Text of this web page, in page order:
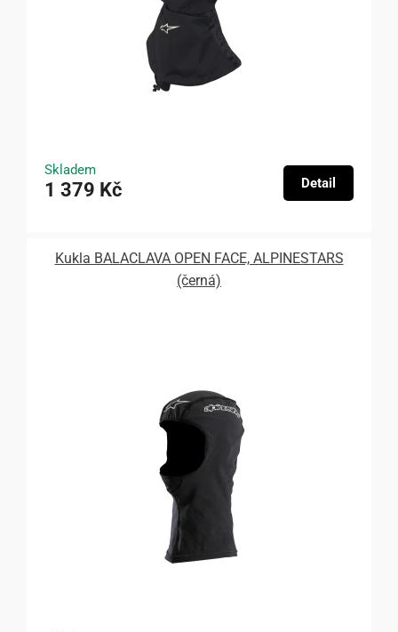
Skladem
1 379 Kč Detail
Kukla BALACLAVA OPEN FACE, ALPINESTARS
(černá)